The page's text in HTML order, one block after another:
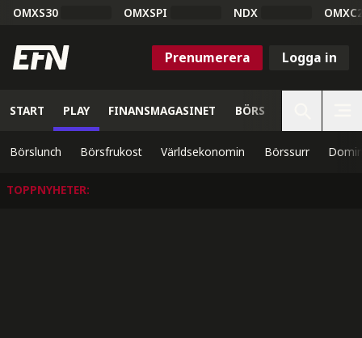
OMXS30 OMXSPI NDX
Prenumerera Logga in
START PLAY FINANSMAGASINET BÖRS
Börslunch Börsfrukost Världsekonomin Börssurr
TOPPNYHETER: